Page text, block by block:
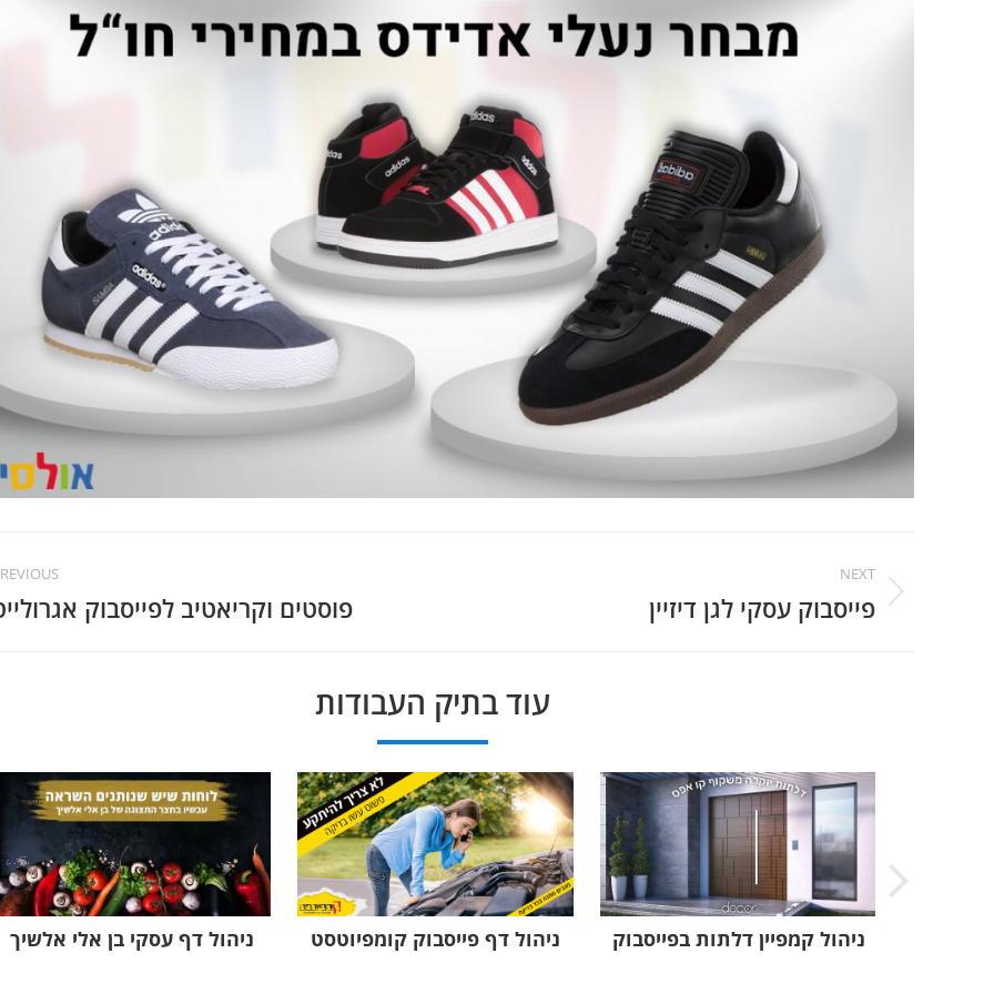
navigation
פוסטים וקריאטיב לפייסבוק
NEXT
Next
פייסבוק עסקי לגן דיזיין
עוד בתיק העבודות
ניהול קמפיין דלתות בפייסבוק ניהול דף פייסבוק קומפיוטסט ניהול דף עסקי בן אלי אלשיך